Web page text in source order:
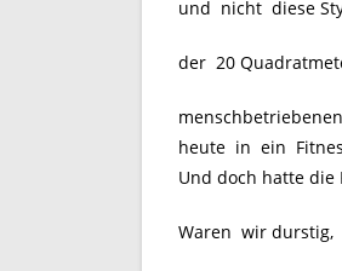
und nicht diese
der 20
heute in ein
Und doch hatte die
Waren wir durstig,